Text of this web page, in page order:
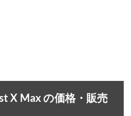
X Max の価格・販売